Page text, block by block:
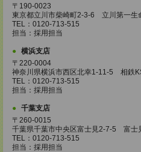
〒190-0023
東京都立川市柴崎町2-3-6 立川第一生
TEL：0120-713-515
担当：採用担当
横浜支店
〒220-0004
神奈川県横浜市西区北幸1-11-5 相鉄
TEL：0120-713-515
担当：採用担当
千葉支店
〒260-0015
千葉県千葉市中央区富士見2-7-5 富士
TEL：0120-713-515
担当：採用担当